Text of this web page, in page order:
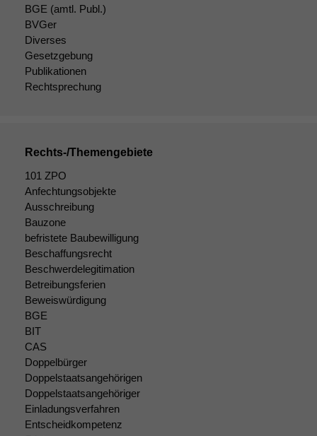
BGE (amtl. Publ.)
BVGer
Diverses
Gesetzgebung
Publikationen
Rechtsprechung
Rechts-/Themengebiete
101 ZPO
Anfechtungsobjekte
Ausschreibung
Bauzone
befristete Baubewilligung
Beschaffungsrecht
Beschwerdelegitimation
Betreibungsferien
Beweiswürdigung
BGE
BIT
CAS
Doppelbürger
Doppelstaatsangehörigen
Doppelstaatsangehöriger
Einladungsverfahren
Entscheidkompetenz